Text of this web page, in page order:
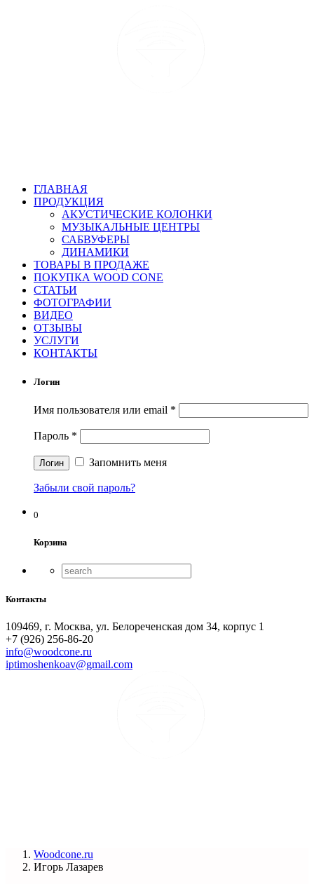
ГЛАВНАЯ
ПРОДУКЦИЯ
АКУСТИЧЕСКИЕ КОЛОНКИ
МУЗЫКАЛЬНЫЕ ЦЕНТРЫ
САБВУФЕРЫ
ДИНАМИКИ
ТОВАРЫ В ПРОДАЖЕ
ПОКУПКА WOOD CONE
СТАТЬИ
ФОТОГРАФИИ
ВИДЕО
ОТЗЫВЫ
УСЛУГИ
КОНТАКТЫ
Логин
Имя пользователя или email *
Пароль *
Запомнить меня
Забыли свой пароль?
0
Корзина
Контакты
109469, г. Москва, ул. Белореченская дом 34, корпус 1
+7 (926) 256-86-20
info@woodcone.ru
iptimoshenkoav@gmail.com
Woodcone.ru
Игорь Лазарев